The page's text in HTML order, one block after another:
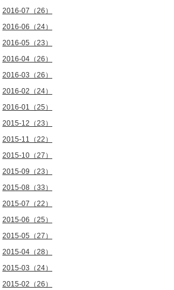
2016-07（26）
2016-06（24）
2016-05（23）
2016-04（26）
2016-03（26）
2016-02（24）
2016-01（25）
2015-12（23）
2015-11（22）
2015-10（27）
2015-09（23）
2015-08（33）
2015-07（22）
2015-06（25）
2015-05（27）
2015-04（28）
2015-03（24）
2015-02（26）